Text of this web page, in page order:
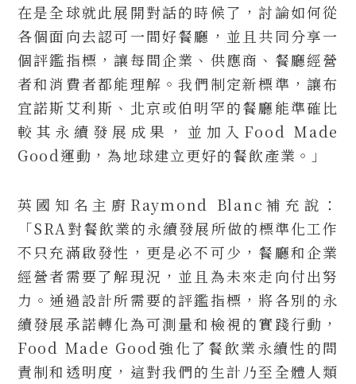
在是全球就此展開對話的時候了，討論如何從
各個面向去認可一間好餐廳，並且共同分享一
個評鑑指標，讓每間企業、供應商、餐廳經營
者和消費者都能理解。我們制定新標準，讓布
宜諾斯艾利斯、北京或伯明罕的餐廳能準確比
較其永續發展成果，並加入Food Made
Good運動，為地球建立更好的餐飲產業。」
英國知名主廚Raymond Blanc補充說：
「SRA對餐飲業的永續發展所做的標準化工作
不只充滿啟發性，更是必不可少，餐廳和企業
經營者需要了解現況，並且為未來走向付出努
力。通過設計所需要的評鑑指標，將各別的永
續發展承諾轉化為可測量和檢視的實踐行動，
Food Made Good強化了餐飲業永續性的問
責制和透明度，這對我們的生計乃至全體人類